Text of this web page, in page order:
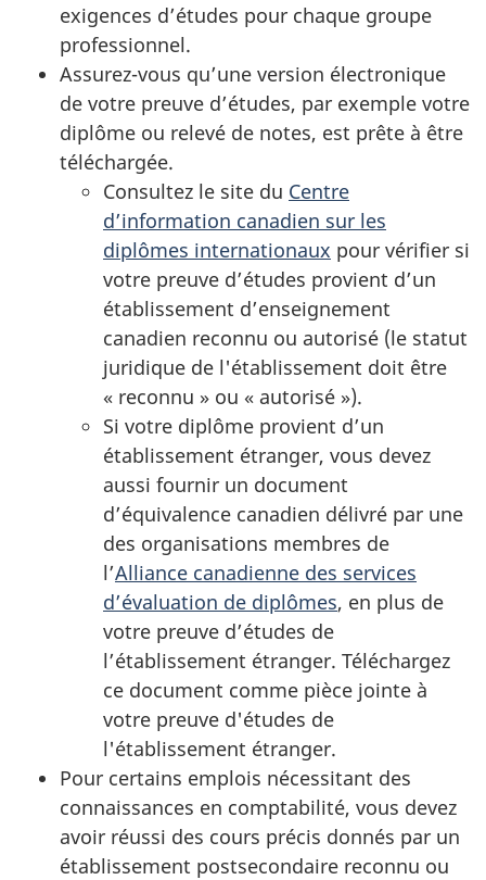
exigences d’études pour chaque groupe
professionnel.
Assurez-vous qu’une version électronique
de votre preuve d’études, par exemple votre
diplôme ou relevé de notes, est prête à être
téléchargée.
Consultez le site du Centre
d’information canadien sur les
diplômes internationaux pour vérifier si
votre preuve d’études provient d’un
établissement d’enseignement
canadien reconnu ou autorisé (le statut
juridique de l'établissement doit être
« reconnu » ou « autorisé »).
Si votre diplôme provient d’un
établissement étranger, vous devez
aussi fournir un document
d’équivalence canadien délivré par une
des organisations membres de
l’Alliance canadienne des services
d’évaluation de diplômes, en plus de
votre preuve d’études de
l’établissement étranger. Téléchargez
ce document comme pièce jointe à
votre preuve d'études de
l'établissement étranger.
Pour certains emplois nécessitant des
connaissances en comptabilité, vous devez
avoir réussi des cours précis donnés par un
établissement postsecondaire reconnu ou